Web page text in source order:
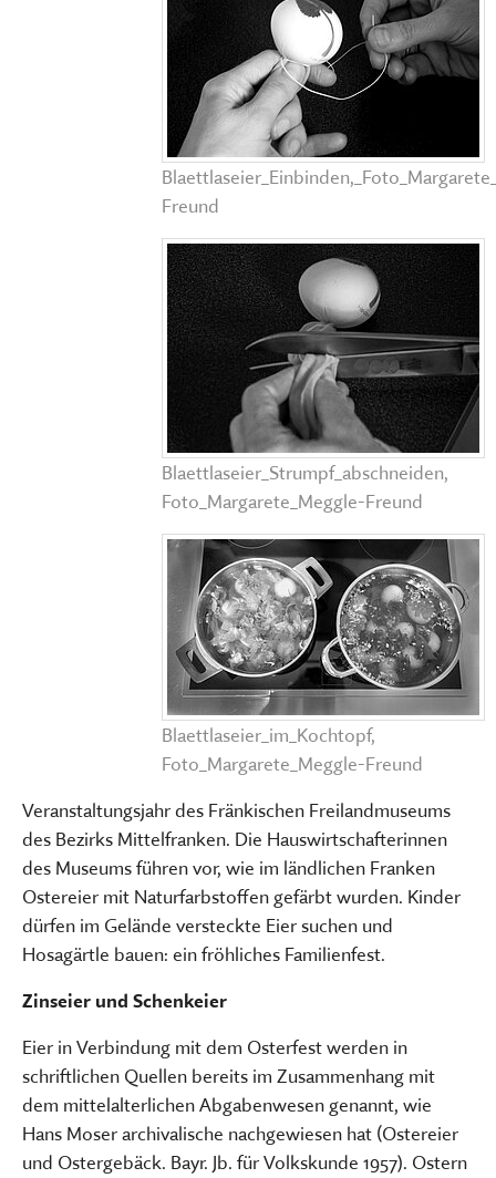
Freund
Blaettlaseier_Strumpf_abschneiden,
Foto_Margarete_Meggle-Freund
Blaettlaseier_im_Kochtopf,
Foto_Margarete_Meggle-Freund
Veranstaltungsjahr des Fränkischen Freilandmuseums
des Bezirks Mittelfranken. Die Hauswirtschafterinnen
des Museums führen vor, wie im ländlichen Franken
Ostereier mit Naturfarbstoffen gefärbt wurden. Kinder
dürfen im Gelände versteckte Eier suchen und
Hosagärtle bauen: ein fröhliches Familienfest.
Zinseier und Schenkeier
Eier in Verbindung mit dem Osterfest werden in
schriftlichen Quellen bereits im Zusammenhang mit
dem mittelalterlichen Abgabenwesen genannt, wie
Hans Moser archivalische nachgewiesen hat (Ostereier
und Ostergebäck. Bayr. Jb. für Volkskunde 1957). Ostern